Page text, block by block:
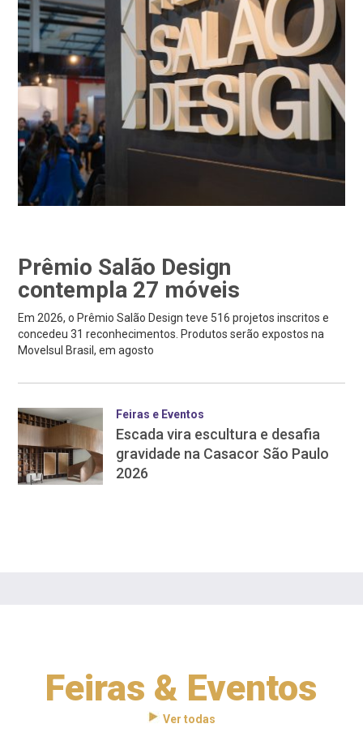
Prêmio Salão Design
contempla 27 móveis
Em 2026, o Prêmio Salão Design teve 516 projetos inscritos e
concedeu 31 reconhecimentos. Produtos serão expostos na
Movelsul Brasil, em agosto
Feiras e Eventos
Escada vira escultura e desafia
gravidade na Casacor São Paulo
2026
Feiras & Eventos
Ver todas